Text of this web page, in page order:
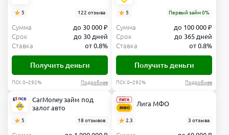
5 122 отзыва
Сумма
до 30 000 ₽
Срок
до 30 дней
Ставка
от 0.8%
Получить деньги
ПСК 0–292% Подробнее
5 Первый займ 0%
Сумма
до 100 000 ₽
Срок
до 365 дней
Ставка
от 0.8%
Получить деньги
ПСК 0–292% Подробнее
CarMoney займ под
залог авто
5 18 отзывов
Лига МФО
2.3 3 отзыва